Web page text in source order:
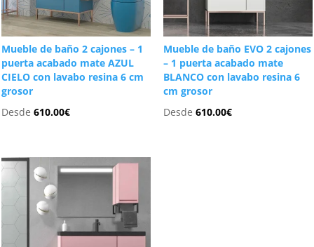
Mueble de baño 2 cajones – 1
puerta acabado mate AZUL
CIELO con lavabo resina 6 cm
grosor
Desde610.00€
Mueble de baño EVO 2 cajones
– 1 puerta acabado mate
BLANCO con lavabo resina 6
cm grosor
Desde 610.00€